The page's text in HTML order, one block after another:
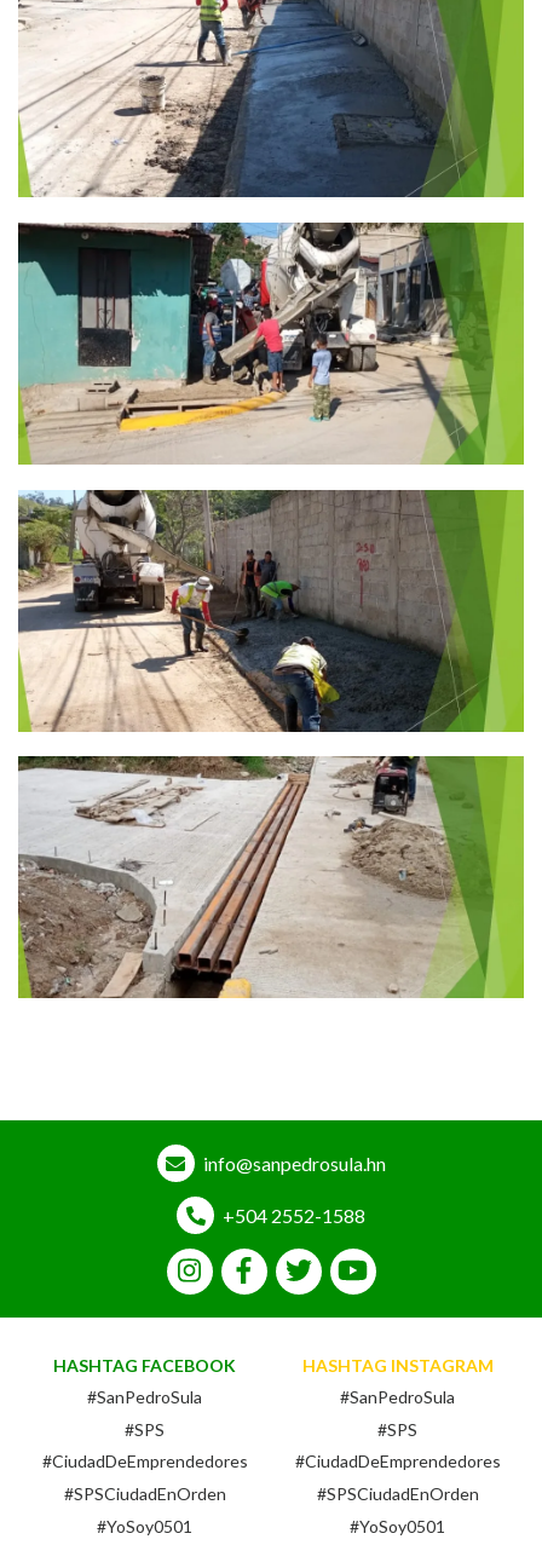
info@sanpedrosula.hn
+504 2552-1588
HASHTAG FACEBOOK
#SanPedroSula
#SPS
#CiudadDeEmprendedores
#SPSCiudadEnOrden
#YoSoy0501
HASHTAG INSTAGRAM
#SanPedroSula
#SPS
#CiudadDeEmprendedores
#SPSCiudadEnOrden
#YoSoy0501